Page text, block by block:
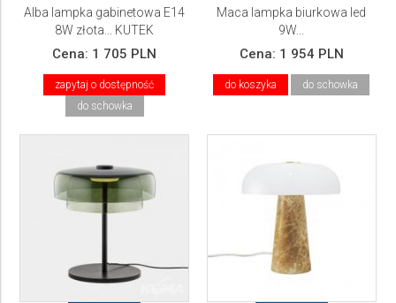
Alba lampka gabinetowa E14
8W złota... KUTEK
Cena: 1 705 PLN
zapytaj o dostępność
do schowka
Maca lampka biurkowa led
9W...
Cena: 1 954 PLN
do koszyka do schowka